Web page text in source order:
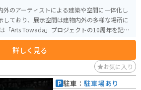
外のアーティストによる建築や空間に一体化し
しており、展示空間は建物内外の多様な場所に
「Arts Towada」プロジェクトの10周年を記念
の増築が行われました。 美術館の建築
散配置し、ガラスの廊下で結んでいる特徴があ
景観との連続性や屋内外の体験を重視していま
クトは十和田市の「官庁街通り」を一つの美
を展開するコンセプトであり、パブリックア
詳しく見る
お気に入り
駐車： 駐車場あり